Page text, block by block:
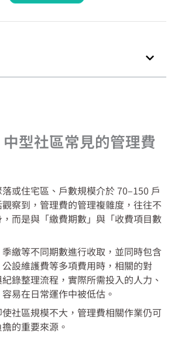
型社區常見的管理費
或住宅區、戶數規模介於 70–150 戶
察到，管理費的管理複雜度，往往不
而是與「繳費期數」與「收費項目數
繳等不同期數進行收取，並同時包含
設維護費等多項費用時，相關的對
錄整理流程，實際所需投入的人力、
易在日常運作中被低估。
社區規模不大，管理費相關作業仍可
的重要來源。